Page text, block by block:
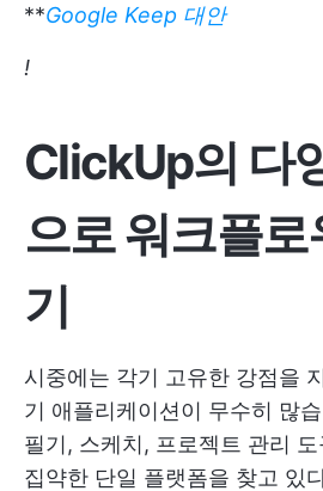
**Google Keep 대안
!
ClickUp의 다
으로 워크플
기
시중에는 각기 고유한 강점을
기 애플리케이션이 무수히 많
필기, 스케치, 프로젝트 관리
집약한 단일 플랫폼을 찾고 있